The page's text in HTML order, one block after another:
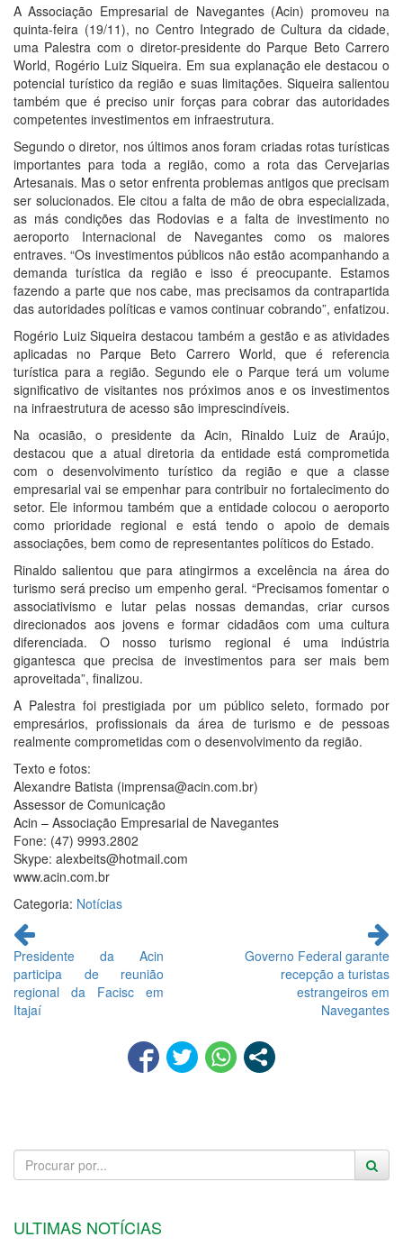
A Associação Empresarial de Navegantes (Acin) promoveu na
quinta-feira (19/11), no Centro Integrado de Cultura da cidade,
uma Palestra com o diretor-presidente do Parque Beto Carrero
World, Rogério Luiz Siqueira. Em sua explanação ele destacou o
potencial turístico da região e suas limitações. Siqueira salientou
também que é preciso unir forças para cobrar das autoridades
competentes investimentos em infraestrutura.
Segundo o diretor, nos últimos anos foram criadas rotas turísticas
importantes para toda a região, como a rota das Cervejarias
Artesanais. Mas o setor enfrenta problemas antigos que precisam
ser solucionados. Ele citou a falta de mão de obra especializada,
as más condições das Rodovias e a falta de investimento no
aeroporto Internacional de Navegantes como os maiores
entraves. “Os investimentos públicos não estão acompanhando a
demanda turística da região e isso é preocupante. Estamos
fazendo a parte que nos cabe, mas precisamos da contrapartida
das autoridades políticas e vamos continuar cobrando”, enfatizou.
Rogério Luiz Siqueira destacou também a gestão e as atividades
aplicadas no Parque Beto Carrero World, que é referencia
turística para a região. Segundo ele o Parque terá um volume
significativo de visitantes nos próximos anos e os investimentos
na infraestrutura de acesso são imprescindíveis.
Na ocasião, o presidente da Acin, Rinaldo Luiz de Araújo,
destacou que a atual diretoria da entidade está comprometida
com o desenvolvimento turístico da região e que a classe
empresarial vai se empenhar para contribuir no fortalecimento do
setor. Ele informou também que a entidade colocou o aeroporto
como prioridade regional e está tendo o apoio de demais
associações, bem como de representantes políticos do Estado.
Rinaldo salientou que para atingirmos a excelência na área do
turismo será preciso um empenho geral. “Precisamos fomentar o
associativismo e lutar pelas nossas demandas, criar cursos
direcionados aos jovens e formar cidadãos com uma cultura
diferenciada. O nosso turismo regional é uma indústria
gigantesca que precisa de investimentos para ser mais bem
aproveitada”, finalizou.
A Palestra foi prestigiada por um público seleto, formado por
empresários, profissionais da área de turismo e de pessoas
realmente comprometidas com o desenvolvimento da região.
Texto e fotos:
Alexandre Batista (imprensa@acin.com.br)
Assessor de Comunicação
Acin – Associação Empresarial de Navegantes
Fone: (47) 9993.2802
Skype: alexbeits@hotmail.com
www.acin.com.br
Categoria: Notícias
Continue
lendo
Presidente da Acin
participa de reunião
regional da Facisc em
Itajaí
Governo Federal garante
recepção a turistas
estrangeiros em
Navegantes
ULTIMAS NOTÍCIAS